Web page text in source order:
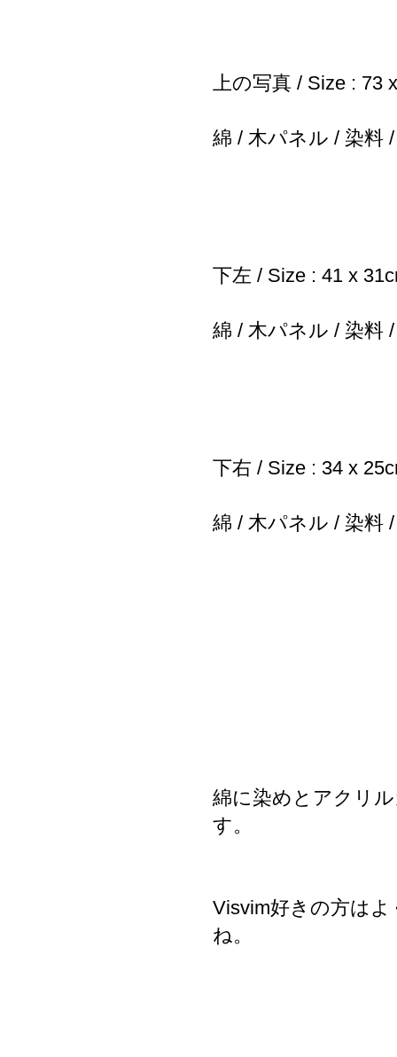
上の写真 / Size : 73
綿 / 木パネル / 染料
下左 / Size : 41 x
綿 / 木パネル / 染料
下右 / Size : 34 x
綿 / 木パネル / 染料
綿に染めとアクリ
す。
Visvim好きの方は
ね。